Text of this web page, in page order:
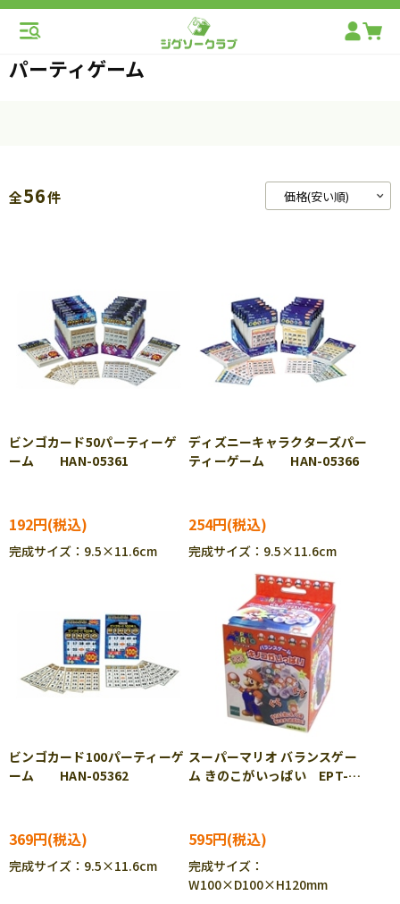
パーティゲーム
全56件
ビンゴカード50パーティーゲ
ーム HAN-05361
192円
完成サイズ：9.5×11.6cm
ディズニーキャラクターズパー
ティーゲーム HAN-05366
254円
完成サイズ：9.5×11.6cm
ビンゴカード100パーティーゲ
ーム HAN-05362
369円
完成サイズ：9.5×11.6cm
スーパーマリオ バランスゲー
ム きのこがいっぱい EPT-
595円
完成サイズ：
W100×D100×H120mm